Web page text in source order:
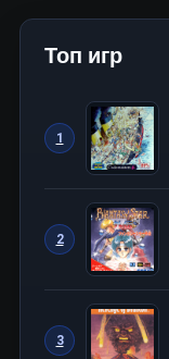
Топ игр
1
2
3